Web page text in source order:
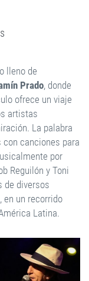
lleno de
Prado, donde
ofrece un viaje
artistas
La palabra
canciones para
por
Reguilón y Toni
de diversos
en un recorrido
Latina.